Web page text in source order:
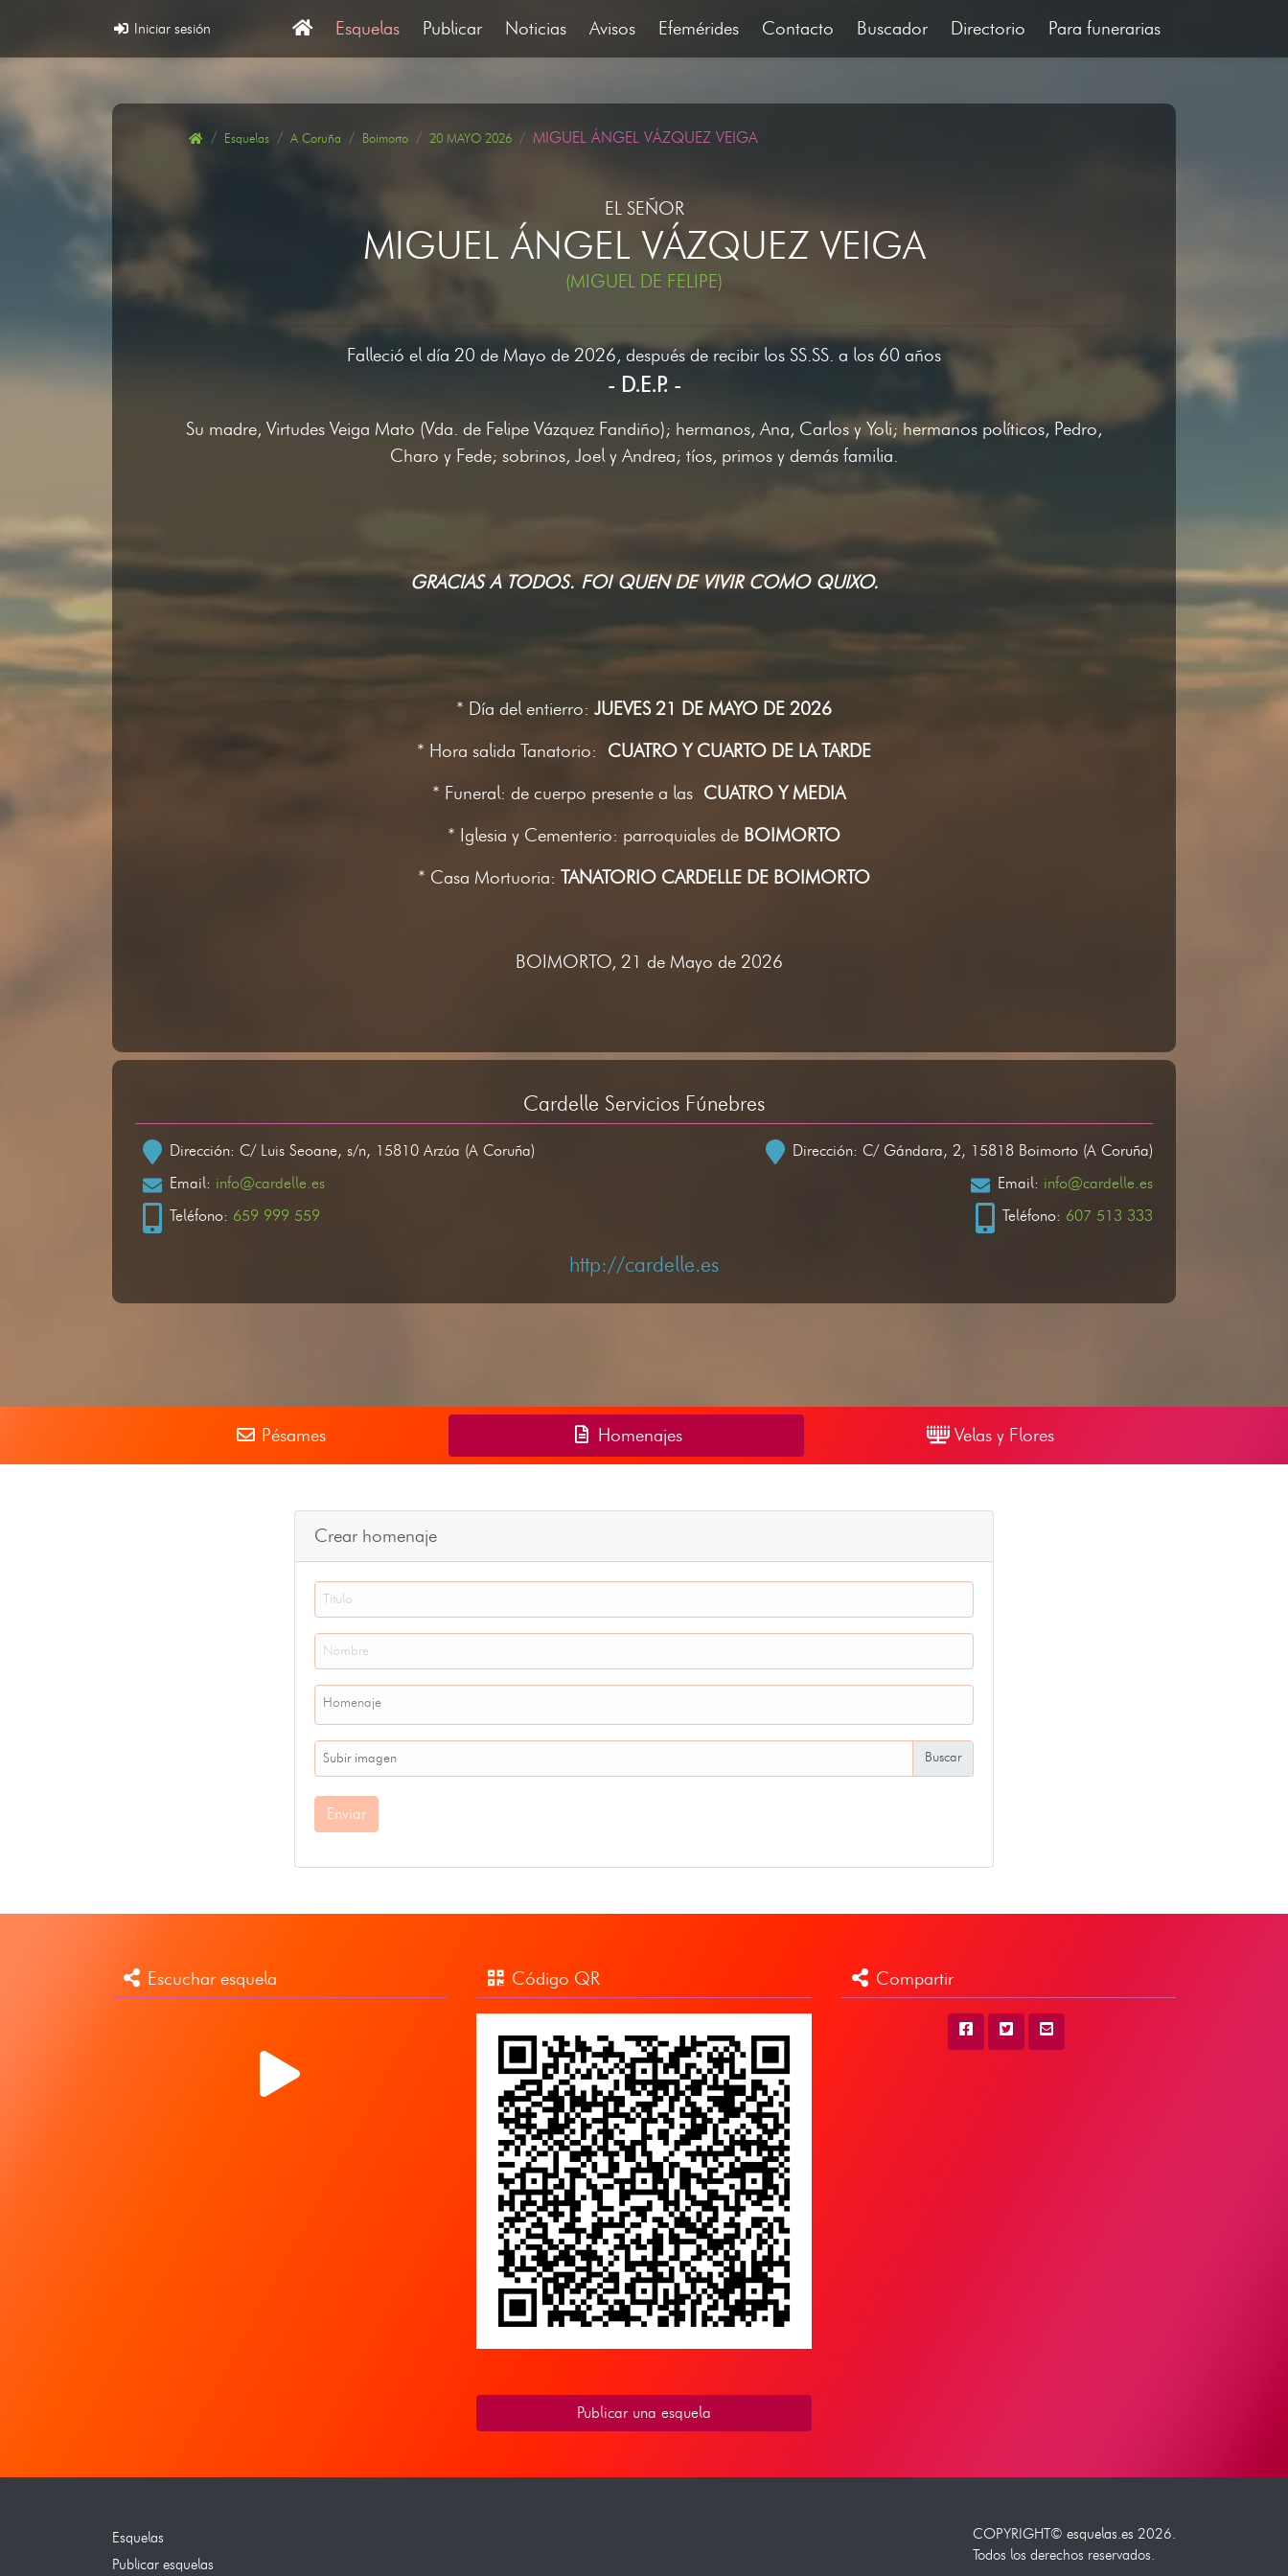
Iniciar sesión Esquelas Publicar Noticias Avisos Efemérides Contacto Buscador Directorio Para funerarias
Esquelas A Coruña Boimorto 20 MAYO 2026 MIGUEL ÁNGEL VÁZQUEZ VEIGA
EL SEÑOR
MIGUEL ÁNGEL VÁZQUEZ VEIGA
(MIGUEL DE FELIPE)
Falleció el día 20 de Mayo de 2026, después de recibir los SS.SS. a los 60 años
- D.E.P. -
Su madre, Virtudes Veiga Mato (Vda. de Felipe Vázquez Fandiño); hermanos, Ana, Carlos y Yoli; hermanos políticos, Pedro,
Charo y Fede; sobrinos, Joel y Andrea; tíos, primos y demás familia.
GRACIAS A TODOS. FOI QUEN DE VIVIR COMO QUIXO.
* Día del entierro: JUEVES 21 DE MAYO DE 2026
* Hora salida Tanatorio: CUATRO Y CUARTO DE LA TARDE
* Funeral: de cuerpo presente a las CUATRO Y MEDIA
* Iglesia y Cementerio: parroquiales de BOIMORTO
* Casa Mortuoria: TANATORIO CARDELLE DE BOIMORTO
BOIMORTO, 21 de Mayo de 2026
Cardelle Servicios Fúnebres
Dirección: C/ Luis Seoane, s/n, 15810 Arzúa (A Coruña)
Email: info@cardelle.es
Teléfono: 659 999 559
Dirección: C/ Gándara, 2, 15818 Boimorto (A Coruña)
Email: info@cardelle.es
Teléfono: 607 513 333
http://cardelle.es
Pésames Homenajes Velas y Flores
Crear homenaje
Homenaje
Subir imagen
Enviar
Escuchar esquela Código QR Compartir
Publicar una esquela
Esquelas
Publicar esquelas
COPYRIGHT© esquelas.es 2026.
Todos los derechos reservados.